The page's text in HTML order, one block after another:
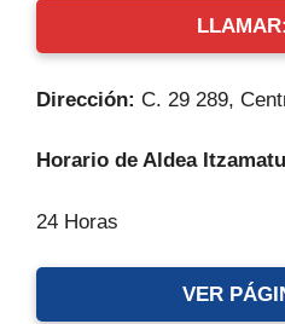
Dirección: C. 29 289,
Horario de Aldea
24 Horas
VER